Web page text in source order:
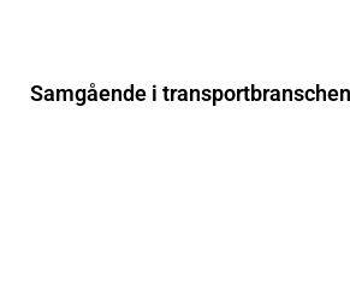
Samgående i transportbranschen